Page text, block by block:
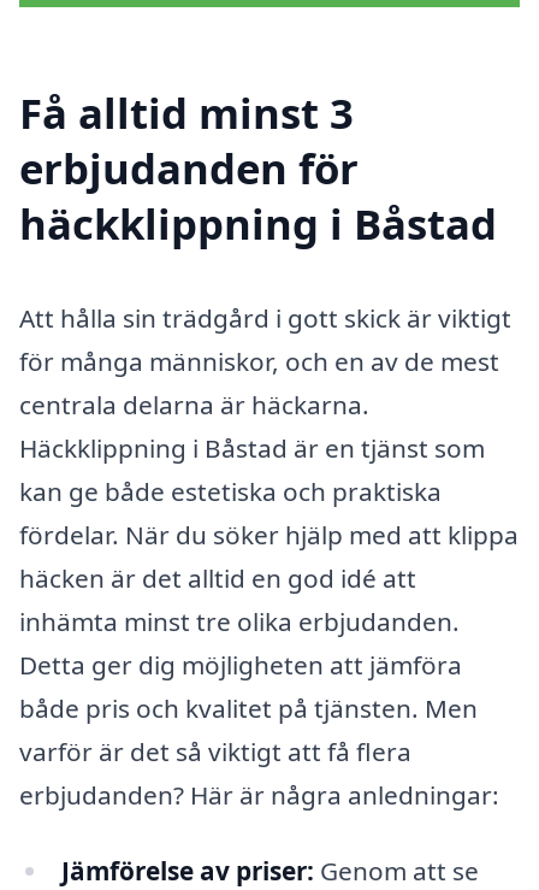
Få alltid minst 3
erbjudanden för
häckklippning i Båstad
Att hålla sin trädgård i gott skick är viktigt
för många människor, och en av de mest
centrala delarna är häckarna.
Häckklippning i Båstad är en tjänst som
kan ge både estetiska och praktiska
fördelar. När du söker hjälp med att klippa
häcken är det alltid en god idé att
inhämta minst tre olika erbjudanden.
Detta ger dig möjligheten att jämföra
både pris och kvalitet på tjänsten. Men
varför är det så viktigt att få flera
erbjudanden? Här är några anledningar:
Jämförelse av priser: Genom att se